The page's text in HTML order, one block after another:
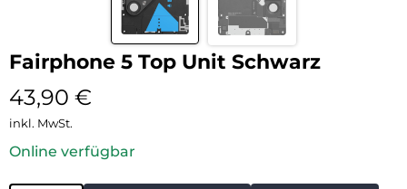
Fairphone 5 Top Unit Schwarz
43,90 €
inkl. MwSt.
Online verfügbar